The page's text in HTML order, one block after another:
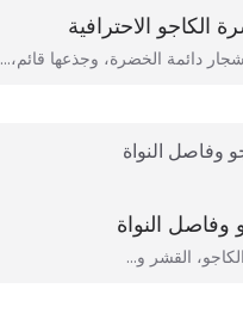
الكاجو الاحترافية
دائمة الخضرة، وجذعها قائم،…
وفاصل النواة
القشر و…